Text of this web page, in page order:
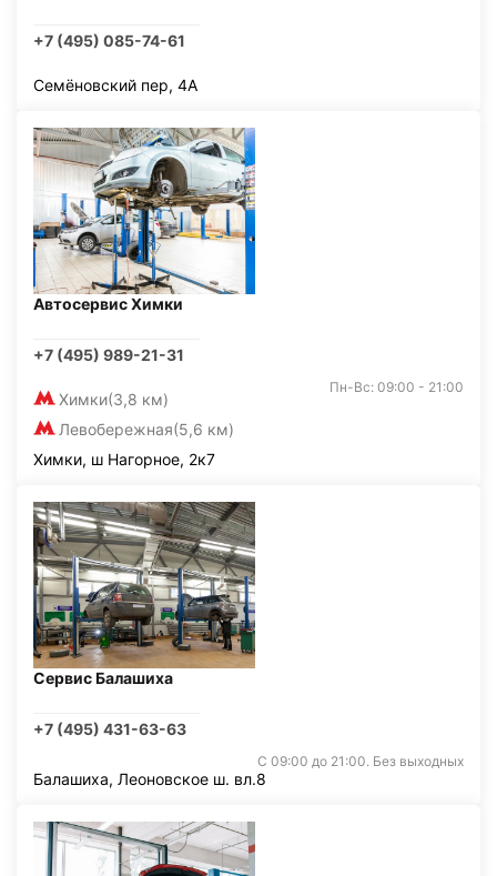
+7 (495) 085-74-61
Семёновский пер, 4А
Автосервис Химки
+7 (495) 989-21-31
Химки(3,8 км)
Левобережная(5,6 км)
Пн-Вс: 09:00 - 21:00
Химки, ш Нагорное, 2к7
Сервис Балашиха
+7 (495) 431-63-63
С 09:00 до 21:00. Без выходных
Балашиха, Леоновское ш. вл.8